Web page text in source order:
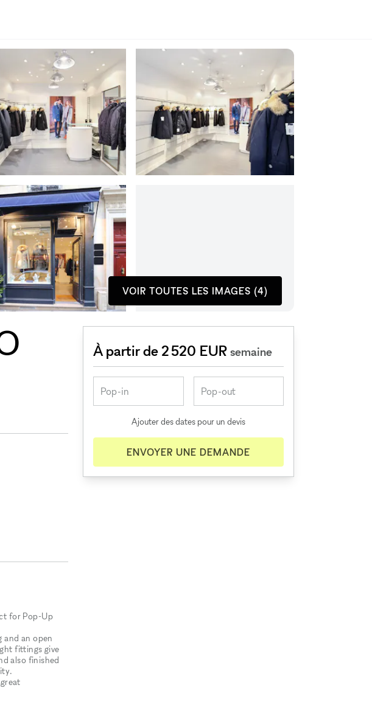
VOIR TOUTES LES IMAGES (4)
for Pop-Up
and an open
fittings give
also finished
À partir de 2 520 EURsemaine
Ajouter des dates pour un devis
ENVOYER UNE DEMANDE